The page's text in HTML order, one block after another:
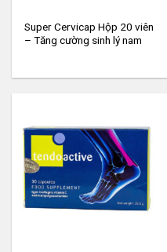
Super Cervicap Hộp 20 viên
– Tăng cường sinh lý nam